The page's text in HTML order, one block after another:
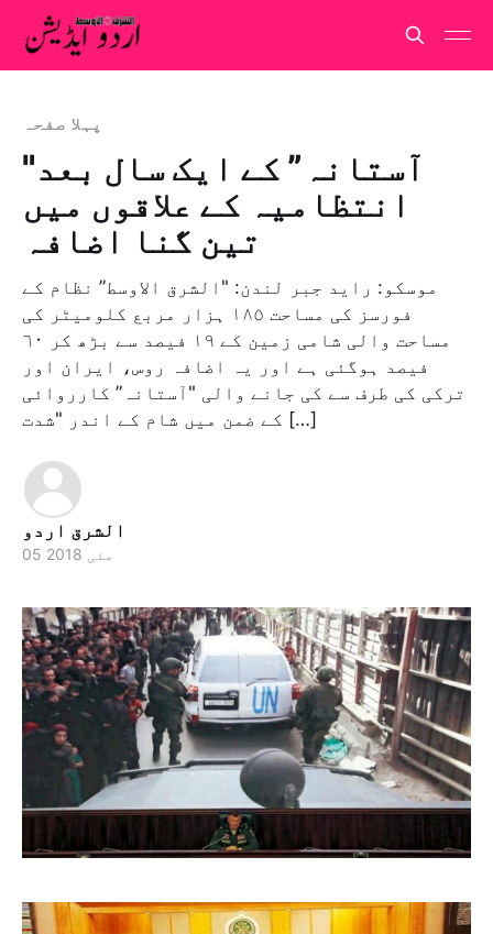
پہلا صفحہ
"آستانہ” کے ایک سال بعد
انتظامیہ کے علاقوں میں
تین گنا اضافہ
موسکو: راید جبر لندن: "الشرق الاوسط” نظام کے
فورسز کی مساحت ١٨٥ ہزار مربع کلومیٹر کی
مساحت والی شامی زمین کے ١٩ فیصد سے بڑھ کر ٦٠
فیصد ہوگئی ہے اور یہ اضافہ روس، ایران اور
ترکی کی طرف سے کی جانے والی "آستانہ” کارروائی
کے ضمن میں شام کے اندر "شدت […]
الشرق اردو
05 مئی 2018